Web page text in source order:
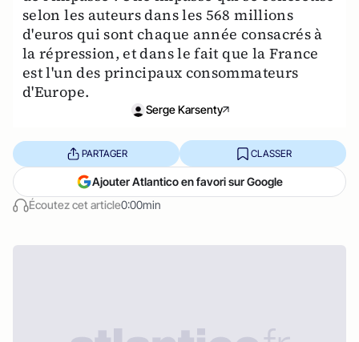
selon les auteurs dans les 568 millions
d'euros qui sont chaque année consacrés à
la répression, et dans le fait que la France
est l'un des principaux consommateurs
d'Europe.
Serge Karsenty
Écoutez cet article0:00min
PARTAGER CLASSER
Ajouter Atlantico en favori sur Google